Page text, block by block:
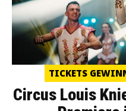
TICKETS
Circus Louis